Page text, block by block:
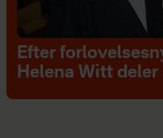
Efter
Helena Witt